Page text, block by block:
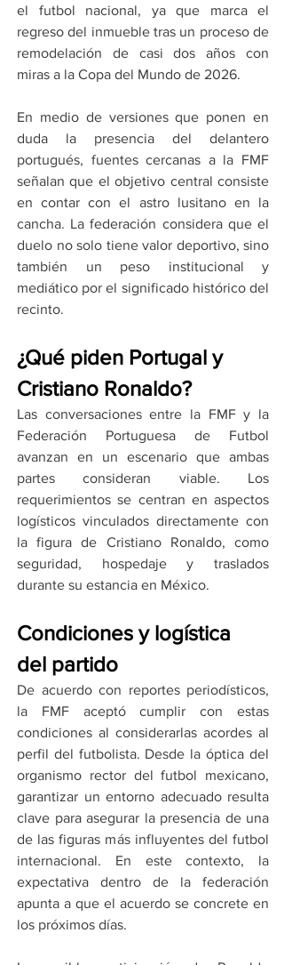
el futbol nacional, ya que marca el
regreso del inmueble tras un proceso de
remodelación de casi dos años con
miras a la Copa del Mundo de 2026.
En medio de versiones que ponen en
duda la presencia del delantero
portugués, fuentes cercanas a la FMF
señalan que el objetivo central consiste
en contar con el astro lusitano en la
cancha. La federación considera que el
duelo no solo tiene valor deportivo, sino
también un peso institucional y
mediático por el significado histórico del
recinto.
¿Qué piden Portugal y
Cristiano Ronaldo?
Las conversaciones entre la FMF y la
Federación Portuguesa de Futbol
avanzan en un escenario que ambas
partes consideran viable. Los
requerimientos se centran en aspectos
logísticos vinculados directamente con
la figura de Cristiano Ronaldo, como
seguridad, hospedaje y traslados
durante su estancia en México.
Condiciones y logística
del partido
De acuerdo con reportes periodísticos,
la FMF aceptó cumplir con estas
condiciones al considerarlas acordes al
perfil del futbolista. Desde la óptica del
organismo rector del futbol mexicano,
garantizar un entorno adecuado resulta
clave para asegurar la presencia de una
de las figuras más influyentes del futbol
internacional. En este contexto, la
expectativa dentro de la federación
apunta a que el acuerdo se concrete en
los próximos días.